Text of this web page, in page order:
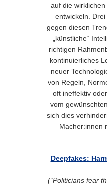
auf die
entwickeln.
gegen diesen
„künstliche“
richtigen
kontinuierliches
neuer
von Regeln,
oft ineffektiv
vom
sich dies
Macher:innen
Deepfakes:
(“Politicians fear